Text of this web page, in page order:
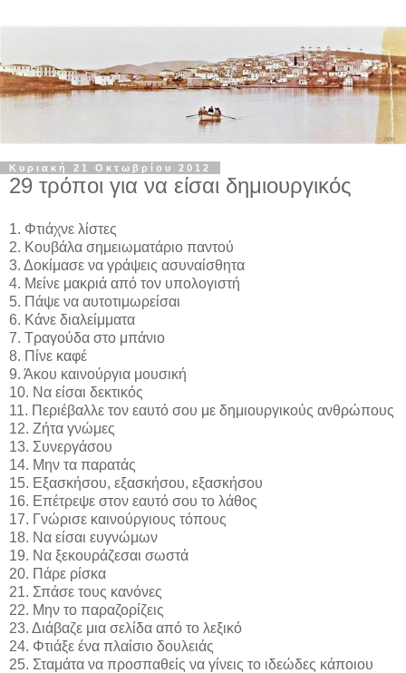
Κυριακή 21 Οκτωβρίου 2012
29 τρόποι για να είσαι δημιουργικός
1. Φτιάχνε λίστες
2. Κουβάλα σημειωματάριο παντού
3. Δοκίμασε να γράψεις ασυναίσθητα
4. Μείνε μακριά από τον υπολογιστή
5. Πάψε να αυτοτιμωρείσαι
6. Κάνε διαλείμματα
7. Τραγούδα στο μπάνιο
8. Πίνε καφέ
9. Άκου καινούργια μουσική
10. Να είσαι δεκτικός
11. Περιέβαλλε τον εαυτό σου με δημιουργικούς ανθρώπους
12. Ζήτα γνώμες
13. Συνεργάσου
14. Μην τα παρατάς
15. Εξασκήσου, εξασκήσου, εξασκήσου
16. Επέτρεψε στον εαυτό σου το λάθος
17. Γνώρισε καινούργιους τόπους
18. Να είσαι ευγνώμων
19. Να ξεκουράζεσαι σωστά
20. Πάρε ρίσκα
21. Σπάσε τους κανόνες
22. Μην το παραζορίζεις
23. Διάβαζε μια σελίδα από το λεξικό
24. Φτιάξε ένα πλαίσιο δουλειάς
25. Σταμάτα να προσπαθείς να γίνεις το ιδεώδες κάποιου